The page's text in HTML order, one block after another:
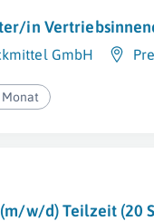
in
GmbH
Monat
w/d) Teilzeit (20